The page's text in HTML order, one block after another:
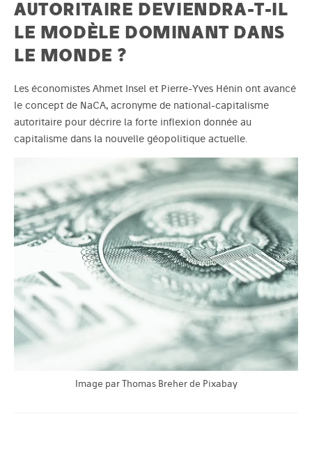
AUTORITAIRE DEVIENDRA-T-IL
LE MODÈLE DOMINANT DANS
LE MONDE ?
Les économistes Ahmet Insel et Pierre-Yves Hénin ont avancé
le concept de NaCA, acronyme de national-capitalisme
autoritaire pour décrire la forte inflexion donnée au
capitalisme dans la nouvelle géopolitique actuelle.
Image par Thomas Breher de Pixabay